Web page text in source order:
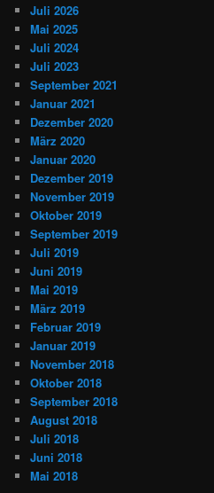
Juli 2026
Mai 2025
Juli 2024
Juli 2023
September 2021
Januar 2021
Dezember 2020
März 2020
Januar 2020
Dezember 2019
November 2019
Oktober 2019
September 2019
Juli 2019
Juni 2019
Mai 2019
März 2019
Februar 2019
Januar 2019
November 2018
Oktober 2018
September 2018
August 2018
Juli 2018
Juni 2018
Mai 2018